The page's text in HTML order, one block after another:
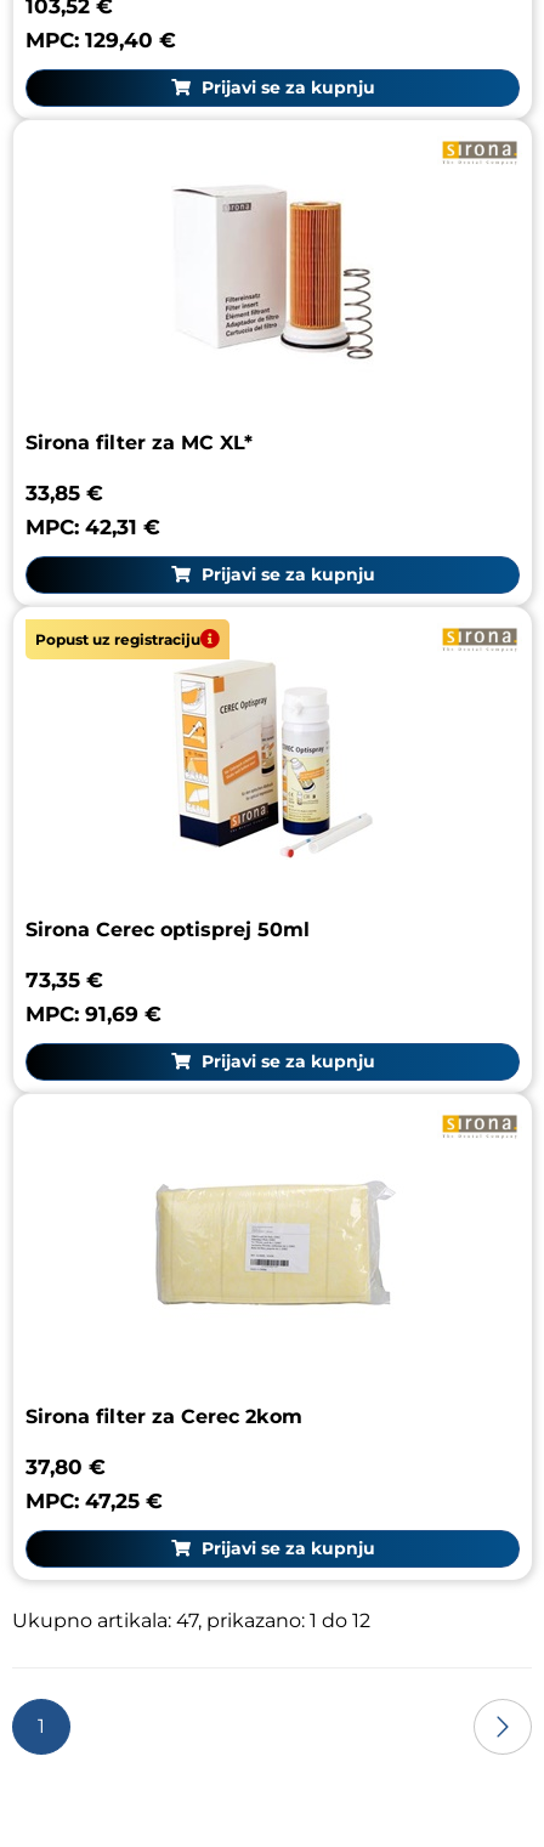
103,52 €
MPC: 129,40 €
Prijavi se za kupnju
Sirona filter za MC XL*
33,85 €
MPC: 42,31 €
Prijavi se za kupnju
Popust uz registraciju
Sirona Cerec optisprej 50ml
73,35 €
MPC: 91,69 €
Prijavi se za kupnju
Sirona filter za Cerec 2kom
37,80 €
MPC: 47,25 €
Prijavi se za kupnju
Ukupno artikala: 47, prikazano: 1 do 12
1